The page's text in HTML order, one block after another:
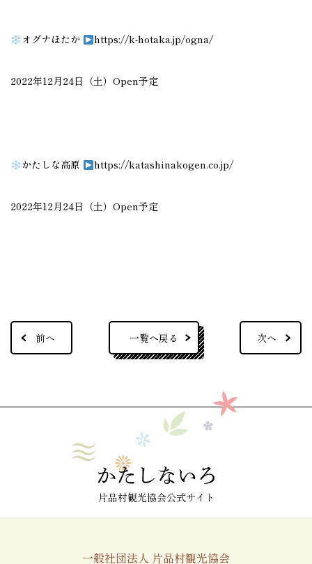
オグナほたか https://k-hotaka.jp/ogna/
2022年12月24日（土）Open予定
かたしな高原 https://katashinakogen.co.jp/
2022年12月24日（土）Open予定
前へ 次へ
一覧へ戻る
片品村観光協会公式サイト
一般社団法人 片品村観光協会